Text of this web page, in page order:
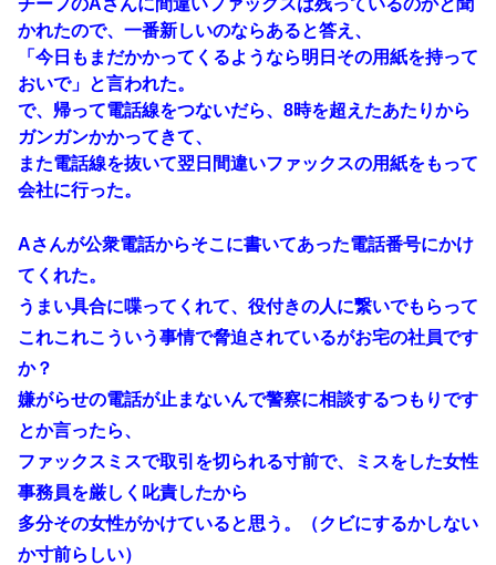
チーフのAさんに間違いファックスは残っているのかと聞
かれたので、一番新しいのならあると答え、
「今日もまだかかってくるようなら明日その用紙を持って
おいで」と言われた。
で、帰って電話線をつないだら、8時を超えたあたりから
ガンガンかかってきて、
また電話線を抜いて翌日間違いファックスの用紙をもって
会社に行った。
Aさんが公衆電話からそこに書いてあった電話番号にかけ
てくれた。
うまい具合に喋ってくれて、役付きの人に繋いでもらって
これこれこういう事情で脅迫されているがお宅の社員です
か？
嫌がらせの電話が止まないんで警察に相談するつもりです
とか言ったら、
ファックスミスで取引を切られる寸前で、ミスをした女性
事務員を厳しく叱責したから
多分その女性がかけていると思う。（クビにするかしない
か寸前らしい）